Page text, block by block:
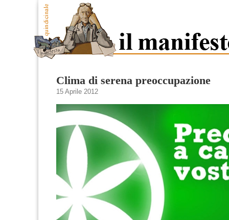
Clima di serena preoccupazione
15 Aprile 2012